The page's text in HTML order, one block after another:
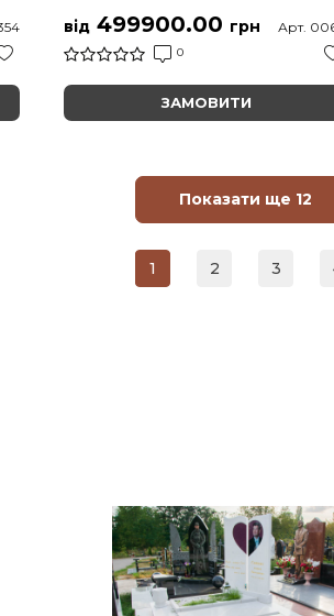
від 499900.00 грн
0
Арт.
ЗАМОВИТИ
Показати ще 12
1 2 3